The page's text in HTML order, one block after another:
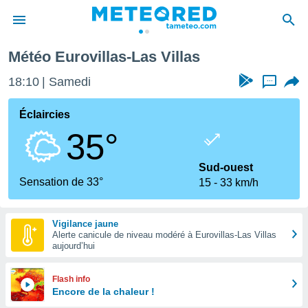
de
Météo Eurovillas-Las Villas
18:10 Samedi ...
Éclaircies
35°
Sensation de 33°
Sud-ouest
15
33 km/h
Vigilance jaune
Alerte canicule de niveau modéré à Eurovillas-Las Villas
aujourd’hui
Flash info
Encore de la chaleur !